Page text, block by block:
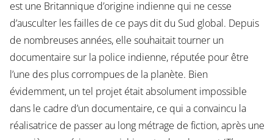
est une Britannique d’origine indienne qui ne cesse
d’ausculter les failles de ce pays dit du Sud global. Depuis
de nombreuses années, elle souhaitait tourner un
documentaire sur la police indienne, réputée pour être
l’une des plus corrompues de la planète. Bien
évidemment, un tel projet était absolument impossible
dans le cadre d’un documentaire, ce qui a convaincu la
réalisatrice de passer au long métrage de fiction, après une